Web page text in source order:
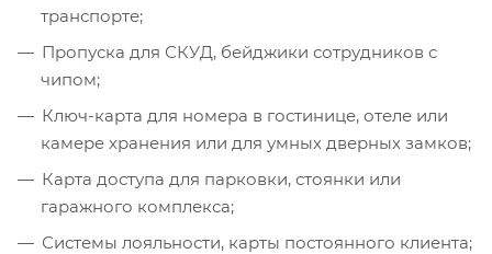
транспорте;
Пропуска для СКУД, бейджики сотрудников с
чипом;
Ключ-карта для номера в гостинице, отеле или
камере хранения или для умных дверных замков;
Карта доступа для парковки, стоянки или
гаражного комплекса;
Системы лояльности, карты постоянного клиента;